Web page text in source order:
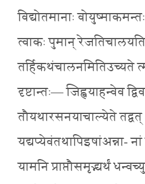
विद्योतमानाः
त्वाकः पुमान् रेजतिचालयति
तर्हिकथंचालनमितिउच्यते
दृष्टान्तः— जिह्वयाहन्वेव
तौयथारसनयाचाल्येते तद्वत्
यद्यप्येवंतथापिइषांअन्ना-
यामनि प्राप्तौसमृद्भ्यर्थं